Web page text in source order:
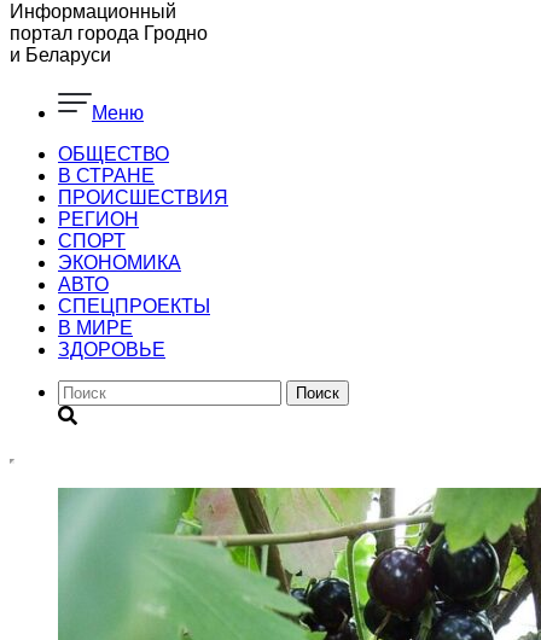
Информационный
портал города Гродно
и Беларуси
Меню
ОБЩЕСТВО
В СТРАНЕ
ПРОИСШЕСТВИЯ
РЕГИОН
CПОРТ
ЭКОНОМИКА
АВТО
СПЕЦПРОЕКТЫ
В МИРЕ
ЗДОРОВЬЕ
Поиск